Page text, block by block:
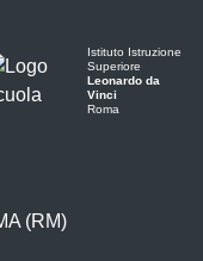
Istituto Istruzione
Superiore
Leonardo da
Vinci
Roma
(RM)